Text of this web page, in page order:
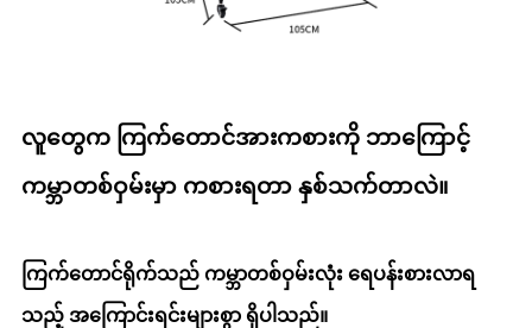
လူတွေက ကြက်တောင်အားကစားကို ဘာကြောင့်
ကမ္ဘာတစ်ဝှမ်းမှာ ကစားရတာ နှစ်သက်တာလဲ။
ကြက်တောင်ရိုက်သည် ကမ္ဘာတစ်ဝှမ်းလုံး ရေပန်းစားလာရ
သည့် အကြောင်းရင်းများစွာ ရှိပါသည်။